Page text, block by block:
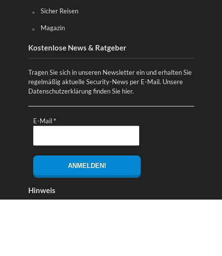
Sicher Reisen
Magazin
Kostenlose News & Ratgeber
Tragen Sie sich in unseren Newsletter ein und erhalten Sie
regelmäßig aktuelle Security-News per E-Mail. Unsere
Datenschutzerklärung finden Sie hier.
E-Mail*
Hinweis